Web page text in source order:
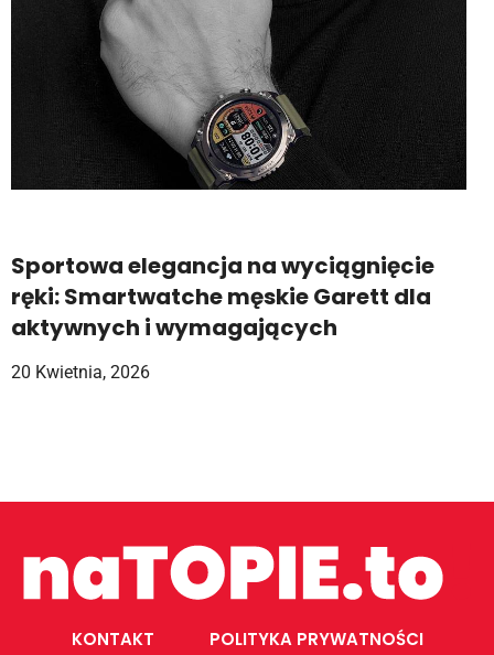
Sportowa elegancja na wyciągnięcie
ręki: Smartwatche męskie Garett dla
aktywnych i wymagających
20 Kwietnia, 2026
KONTAKT POLITYKA PRYWATNOŚCI